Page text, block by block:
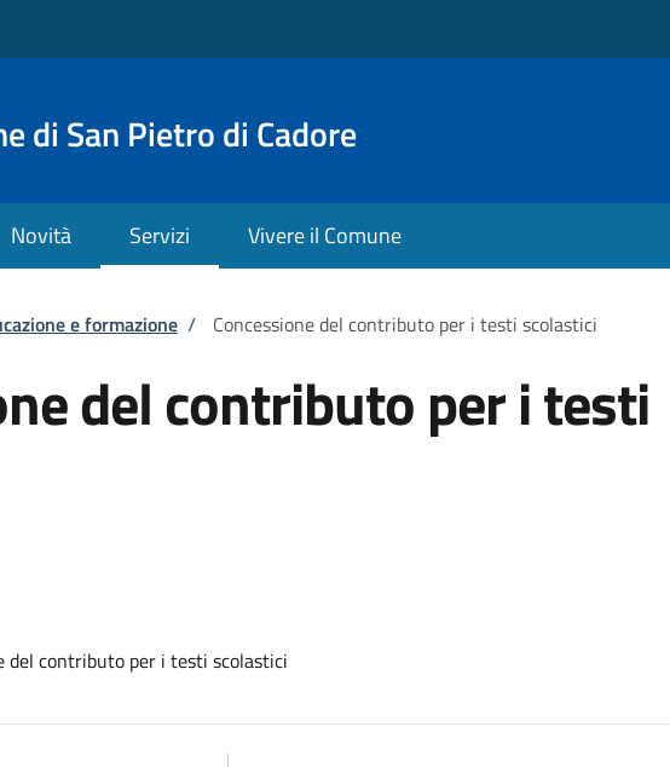
di San Pietro di Cadore
Novità Servizi Vivere il Comune
e formazione / Concessione del contributo per i testi scolastici
del contributo per i testi
del contributo per i testi scolastici